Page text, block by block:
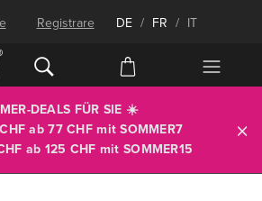
Registrare DE / FR / IT
DEALS FÜR SIE ☀️
ab 77 CHF mitSOMMER7
ab 125 CHF mit SOMMER15